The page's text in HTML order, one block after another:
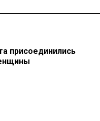
присоединились